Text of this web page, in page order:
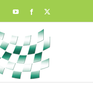
YouTubeFacebook